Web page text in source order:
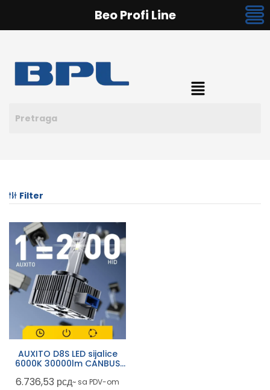
Filter
AUXITO D8S LED sijalice
6000K 30000lm CANBUS
6.736,53 рсд~ sa PDV-om
Beo Profi Line